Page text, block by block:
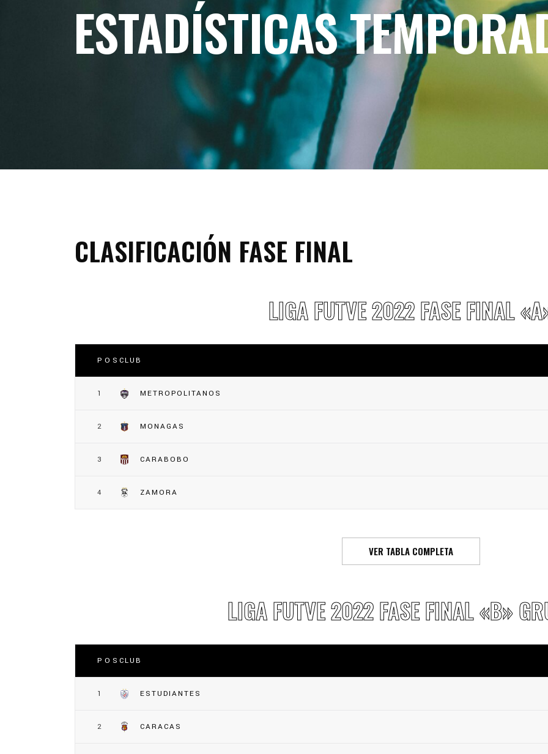
Clasificación Liga FUTVE 2 2023 – 1a Etapa Occidental
Clasificación Liga FUTVE 2 2023 – 1a Etapa Centro-Oriental
ESTADÍSTICAS
CLASIFICACIÓN FASE FINAL
LIGA FUTVE 2022 FASE FINAL
POSCLUB
1 METROPOLITANOS
2 MONAGAS
3 CARABOBO
4 ZAMORA
VER TABLA COMPLETA
LIGA FUTVE 2022 FASE FINAL «B»
POSCLUB
1 ESTUDIANTES
2 CARACAS